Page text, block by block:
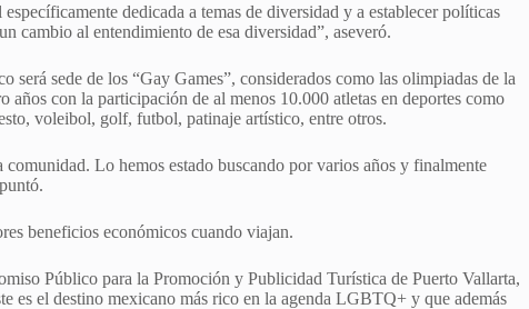
dedicada a temas de diversidad y a establecer políticas
cambio al entendimiento de esa diversidad”, aseveró.
será sede de los “Gay Games”, considerados como las olimpiadas de la
con la participación de al menos 10.000 atletas en deportes como
voleibol, golf, futbol, patinaje artístico, entre otros.
Lo hemos estado buscando por varios años y finalmente
beneficios económicos cuando viajan.
Público para la Promoción y Publicidad Turística de Puerto Vallarta,
es el destino mexicano más rico en la agenda LGBTQ+ y que además